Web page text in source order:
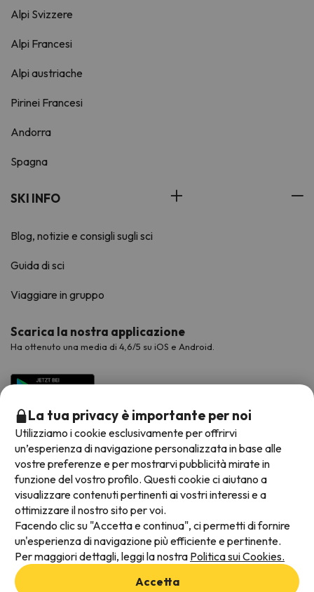
Alpi Svizzere
Alpi Francesi
Alpi austriache
Pirinei Francesi
Andorra
Spagna
SKI INFO
Blog, notizie e consigli sugli sci
Guida di sci
Viaggiare in gruppo
Scarica la nostra applicazione
Ha ottenuto una media di 4,6/5 su iOS e Android.
Metodi di pagamento disponibili
Termini e condizioni generali
La tua privacy è importante per noi
Utilizziamo i cookie esclusivamente per offrirvi
un’esperienza di navigazione personalizzata in base alle
vostre preferenze e per mostrarvi pubblicità mirate in
funzione del vostro profilo. Questi cookie ci aiutano a
visualizzare contenuti pertinenti ai vostri interessi e a
ottimizzare il nostro sito per voi.
Facendo clic su "Accetta e continua", ci permetti di fornire
un'esperienza di navigazione più efficiente e pertinente.
Per maggiori dettagli, leggi la nostra Politica sui Cookies.
Accetta